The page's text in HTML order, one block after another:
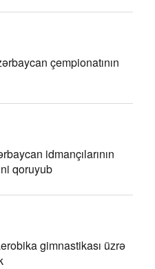
çempionatının
idmançılarının
qoruyub
gimnastikası üzrə